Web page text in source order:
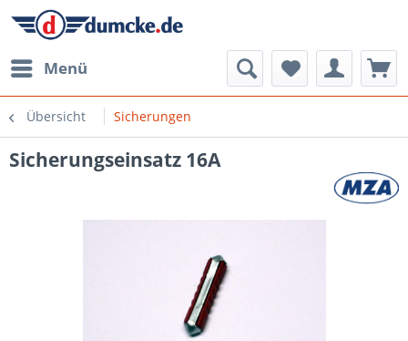
Menü
Übersicht Sicherungen
Sicherungseinsatz 16A